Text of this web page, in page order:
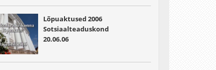
Lõpuaktused 2006
Sotsiaalteaduskond
20.06.06